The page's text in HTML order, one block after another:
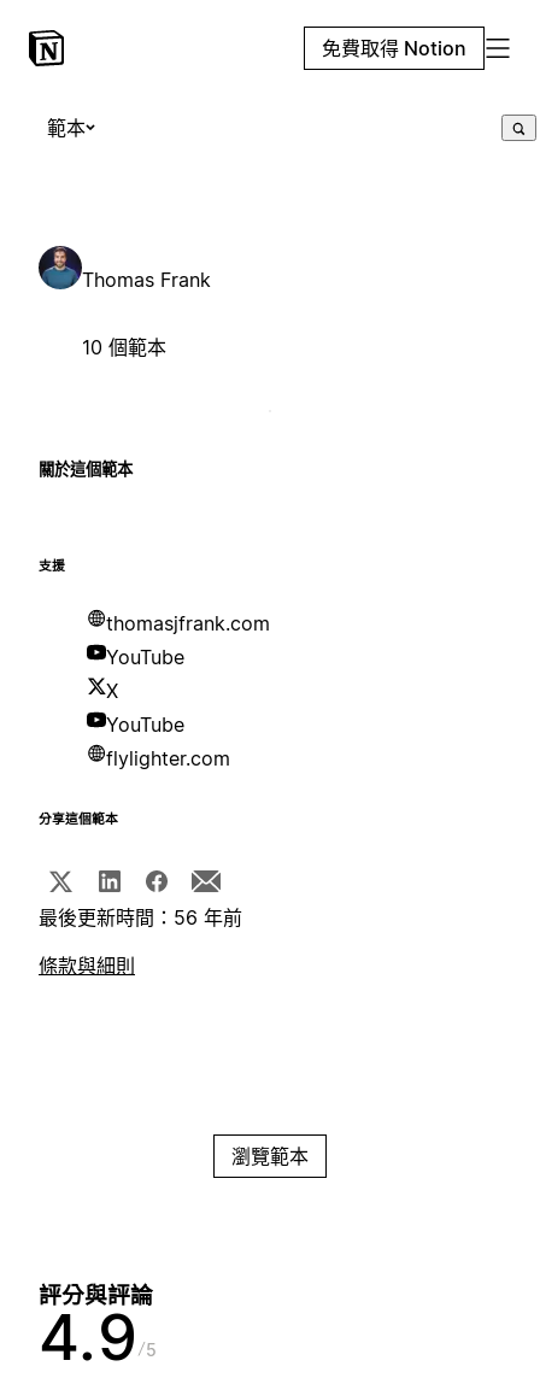
免費取得 Notion
範本
Thomas Frank
10 個範本
關於這個範本
支援
thomasjfrank.com
YouTube
X
YouTube
flylighter.com
分享這個範本
最後更新時間：56 年前
條款與細則
瀏覽範本
評分與評論
4.9 5